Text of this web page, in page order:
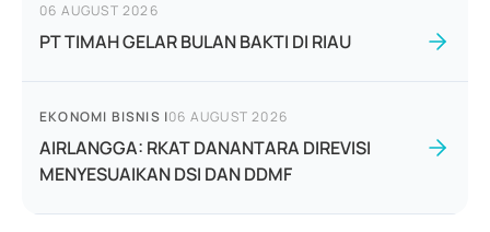
06 AUGUST 2026
PT TIMAH GELAR BULAN BAKTI DI RIAU
EKONOMI BISNIS |06 AUGUST 2026
AIRLANGGA: RKAT DANANTARA DIREVISI
MENYESUAIKAN DSI DAN DDMF